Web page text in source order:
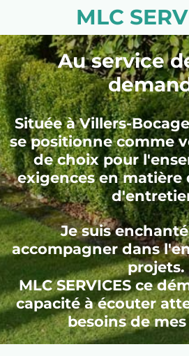
contenu
principal
MLC
Au service
Située à Villers-
se positionne comme
de choix pour
exigences en matière
Je suis
accompagner dans
projets.
MLC SERVICES ce
capacité à écouter
besoins de